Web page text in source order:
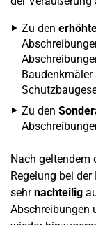
Zu den
Zu den
Nach geltendem
Regelung bei
sehrnachteilig
Abschreibungen